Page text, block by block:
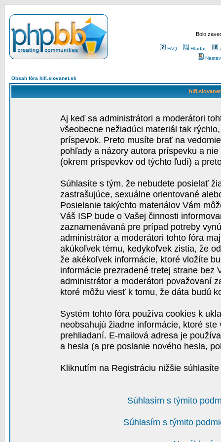
Bolo
FAQ Hľadať
Obsah fóra hifi.slovanet.sk
Aj keď sa administrátori a moderátori
všeobecne nežiadúci materiál tak
príspevok. Preto musíte brať na
pohľady a názory autora príspevku a
(okrem príspevkov od týchto ľudí) a
Súhlasíte s tým, že nebudete posielať
zastrašujúce, sexuálne orientované
Posielanie takýchto materiálov Vám
Váš ISP bude o Vašej činnosti
zaznamenávaná pre prípad potreby
administrátor a moderátori tohto fóra
akúkoľvek tému, kedykoľvek zistia, že
že akékoľvek informácie, ktoré vložíte
informácie prezradené tretej strane bez
administrátor a moderátori považovaní
ktoré môžu viesť k tomu, že dáta budú
Systém tohto fóra používa cookies k
neobsahujú žiadne informácie, ktoré
prehliadaní. E-mailová adresa je
a hesla (a pre poslanie nového hesla,
Kliknutím na Registráciu nižšie
Súhlasím s týmito
Súhlasím s týmito